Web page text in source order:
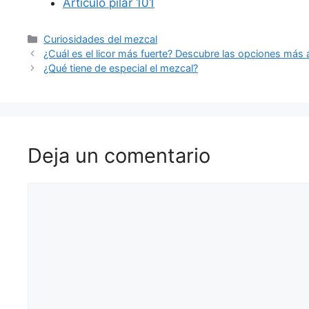
Curiosidades del mezcal
¿Cuál es el licor más fuerte? Descubre las opciones más
¿Qué tiene de especial el mezcal?
Deja un comentario